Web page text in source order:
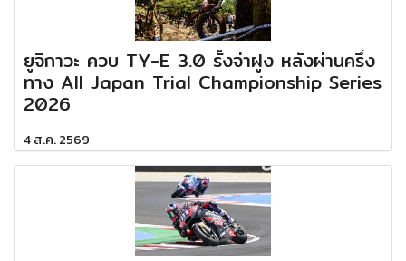
ยูจิกาวะ ควบ TY-E 3.0 รั้งจ่าฝูง หลังผ่านครึ่ง
ทาง All Japan Trial Championship Series
2026
4 ส.ค. 2569